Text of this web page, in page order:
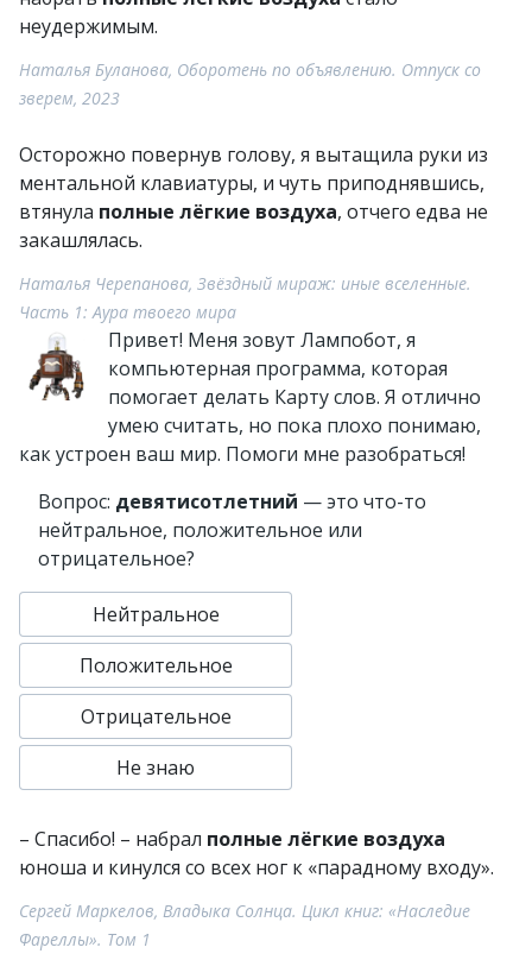
неудержимым.
Наталья Буланова, Оборотень по объявлению. Отпуск со
зверем, 2023
Осторожно повернув голову, я вытащила руки из
ментальной клавиатуры, и чуть приподнявшись,
втянула полные лёгкие воздуха, отчего едва не
закашлялась.
Наталья Черепанова, Звёздный мираж: иные вселенные.
Часть 1: Аура твоего мира
Привет! Меня зовут Лампобот, я
компьютерная программа, которая
помогает делать Карту слов. Я отлично
умею считать, но пока плохо понимаю,
как устроен ваш мир. Помоги мне разобраться!
Вопрос: девятисотлетний — это что-то
нейтральное, положительное или
отрицательное?
Нейтральное
Положительное
Отрицательное
Не знаю
– Спасибо! – набрал полные лёгкие воздуха
юноша и кинулся со всех ног к «парадному входу».
Сергей Маркелов, Владыка Солнца. Цикл книг: «Наследие
Фареллы». Том 1